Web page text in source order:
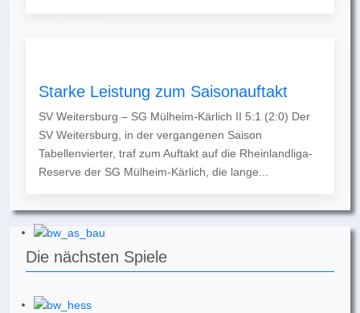
Starke Leistung zum Saisonauftakt
SV Weitersburg – SG Mülheim-Kärlich II 5:1 (2:0) Der
SV Weitersburg, in der vergangenen Saison
Tabellenvierter, traf zum Auftakt auf die Rheinlandliga-
Reserve der SG Mülheim-Kärlich, die lange...
Die nächsten Spiele